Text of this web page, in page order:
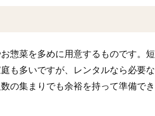
惣菜を多めに用意するものです。短
も多いですが、レンタルなら必要な
の集まりでも余裕を持って準備でき